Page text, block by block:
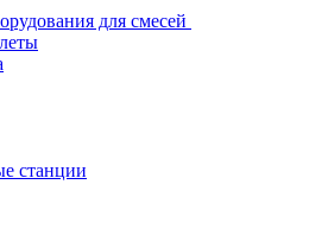
для смесей
станции